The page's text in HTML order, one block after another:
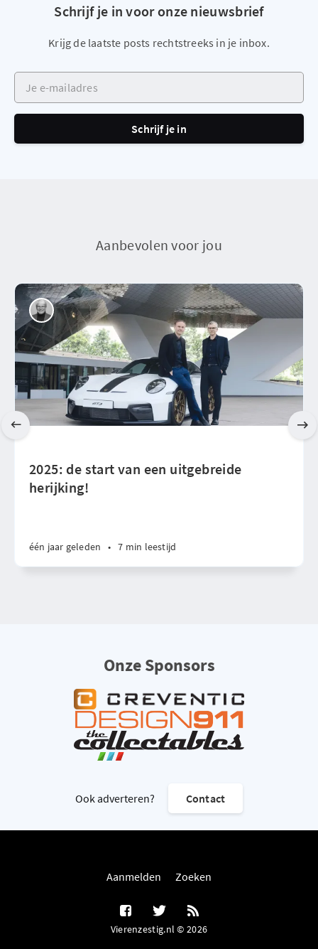
Schrijf je in voor onze nieuwsbrief
Krijg de laatste posts rechtstreeks in je inbox.
Je e-mailadres
Schrijf je in
Aanbevolen voor jou
2025: de start van een uitgebreide
herijking!
één jaar geleden • 7 min leestijd
Onze Sponsors
Ook adverteren? Contact
Aanmelden Zoeken
Vierenzestig.nl © 2026